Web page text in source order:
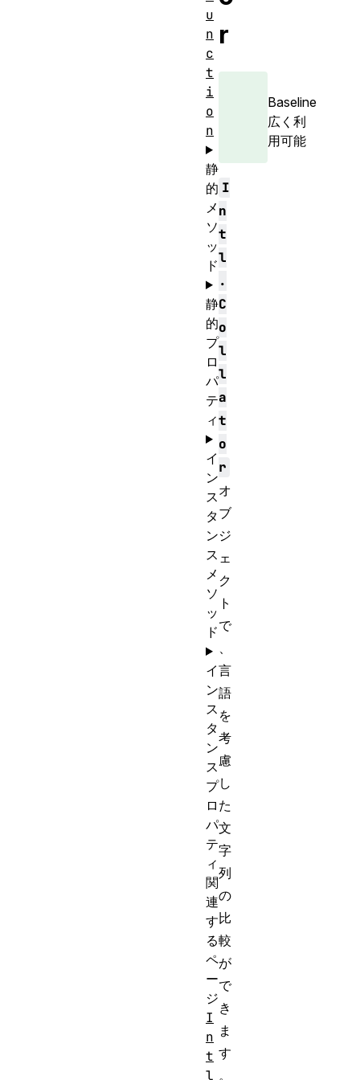
r
Baseline
広く利
用可能
I
n
t
l
.
C
o
l
l
a
t
o
r
オ
ブ
ジ
ェ
ク
ト
で
、
言
語
を
考
慮
し
た
文
字
列
の
比
較
が
で
き
ま
す
。
u
n
c
t
i
o
n
静
的
メ
ソ
ッ
ド
静
的
プ
ロ
パ
テ
ィ
イ
ン
ス
タ
ン
ス
メ
ソ
ッ
ド
イ
ン
ス
タ
ン
ス
プ
ロ
パ
テ
ィ
関
連
す
る
ペ
ー
ジ
I
n
t
l